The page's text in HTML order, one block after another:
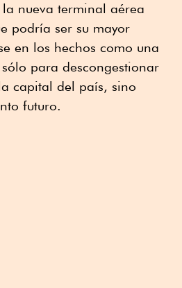
nueva terminal aérea
podría ser su mayor
en los hechos como una
para descongestionar
capital del país, sino
futuro.